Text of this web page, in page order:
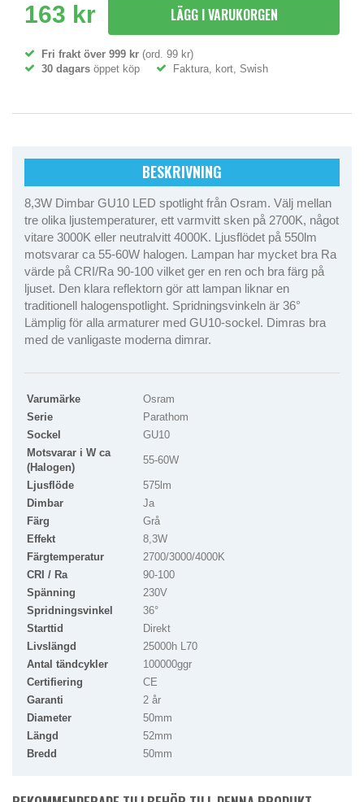
163 kr LÄGG I VARUKORGEN
Fri frakt över 999 kr (ord. 99 kr)
30 dagars öppet köp Faktura, kort, Swish
BESKRIVNING
8,3W Dimbar GU10 LED spotlight från Osram. Välj mellan
tre olika ljustemperaturer, ett varmvitt sken på 2700K, något
vitare 3000K eller neutralvitt 4000K. Ljusflödet på 550lm
motsvarar ca 55-60W halogen. Lampan har mycket bra Ra
värde på CRI/Ra 90-100 vilket ger en ren och bra färg på
ljuset. Den klara reflektorn gör att lampan liknar en
traditionell halogenspotlight. Spridningsvinkeln är 36°
Lämplig för alla armaturer med GU10-sockel. Dimras bra
med de vanligaste moderna dimrar.
Varumärke
Osram
Serie
Parathom
Sockel
GU10
Motsvarar i W ca
(Halogen)
55-60W
Ljusflöde
575lm
Dimbar
Ja
Färg
Grå
Effekt
8,3W
Färgtemperatur
2700/3000/4000K
CRI / Ra
90-100
Spänning
230V
Spridningsvinkel
36°
Starttid
Direkt
Livslängd
25000h L70
Antal tändcykler
100000ggr
Certifiering
CE
Garanti
2 år
Diameter
50mm
Längd
52mm
Bredd
50mm